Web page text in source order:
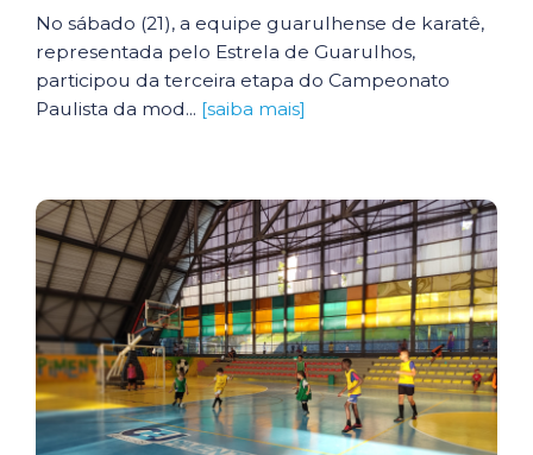
No sábado (21), a equipe guarulhense de karatê,
representada pelo Estrela de Guarulhos,
participou da terceira etapa do Campeonato
Paulista da mod... [saiba mais]